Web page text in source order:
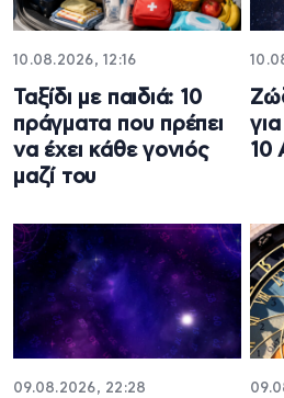
10.08.2026, 12:16
Ταξίδι με παιδιά: 10
πράγματα που πρέπει
να έχει κάθε γονιός
μαζί του
10
09.08.2026, 22:28